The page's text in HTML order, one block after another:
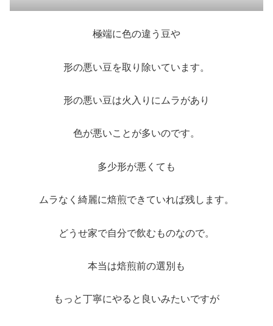
極端に色の違う豆や
形の悪い豆を取り除いています。
形の悪い豆は火入りにムラがあり
色が悪いことが多いのです。
多少形が悪くても
ムラなく綺麗に焙煎できていれば残します。
どうせ家で自分で飲むものなので。
本当は焙煎前の選別も
もっと丁寧にやると良いみたいですが